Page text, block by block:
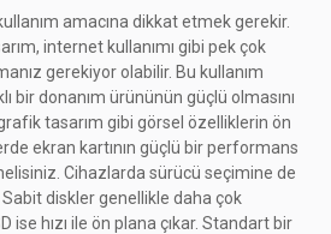
amacına dikkat etmek gerekir.
internet kullanımı gibi pek çok
gerekiyor olabilir. Bu kullanım
bir donanım ürününün güçlü olmasını
tasarım gibi görsel özelliklerin ön
ekran kartının güçlü bir performans
Cihazlarda sürücü seçimine de
diskler genellikle daha çok
ise hızı ile ön plana çıkar. Standart bir